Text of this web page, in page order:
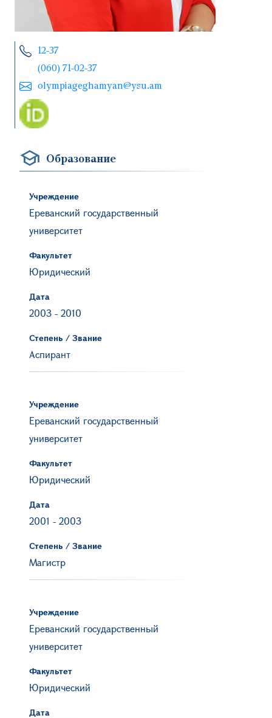
12-37
(060) 71-02-37
olympiageghamyan@ysu.am
Образование
Учреждение
Ереванский государственный
университет
Факультет
Юридический
Дата
2003 - 2010
Степень / Звание
Аспирант
Учреждение
Ереванский государственный
университет
Факультет
Юридический
Дата
2001 - 2003
Степень / Звание
Магистр
Учреждение
Ереванский государственный
университет
Факультет
Юридический
Дата